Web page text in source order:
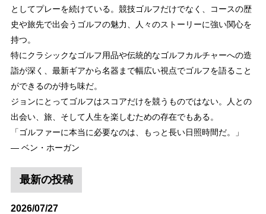
としてプレーを続けている。競技ゴルフだけでなく、コースの歴
史や旅先で出会うゴルフの魅力、人々のストーリーに強い関心を
持つ。
特にクラシックなゴルフ用品や伝統的なゴルフカルチャーへの造
詣が深く、最新ギアから名器まで幅広い視点でゴルフを語ること
ができるのが持ち味だ。
ジョンにとってゴルフはスコアだけを競うものではない。人との
出会い、旅、そして人生を楽しむための存在でもある。
「ゴルファーに本当に必要なのは、もっと長い日照時間だ。」
― ベン・ホーガン
最新の投稿
2026/07/27